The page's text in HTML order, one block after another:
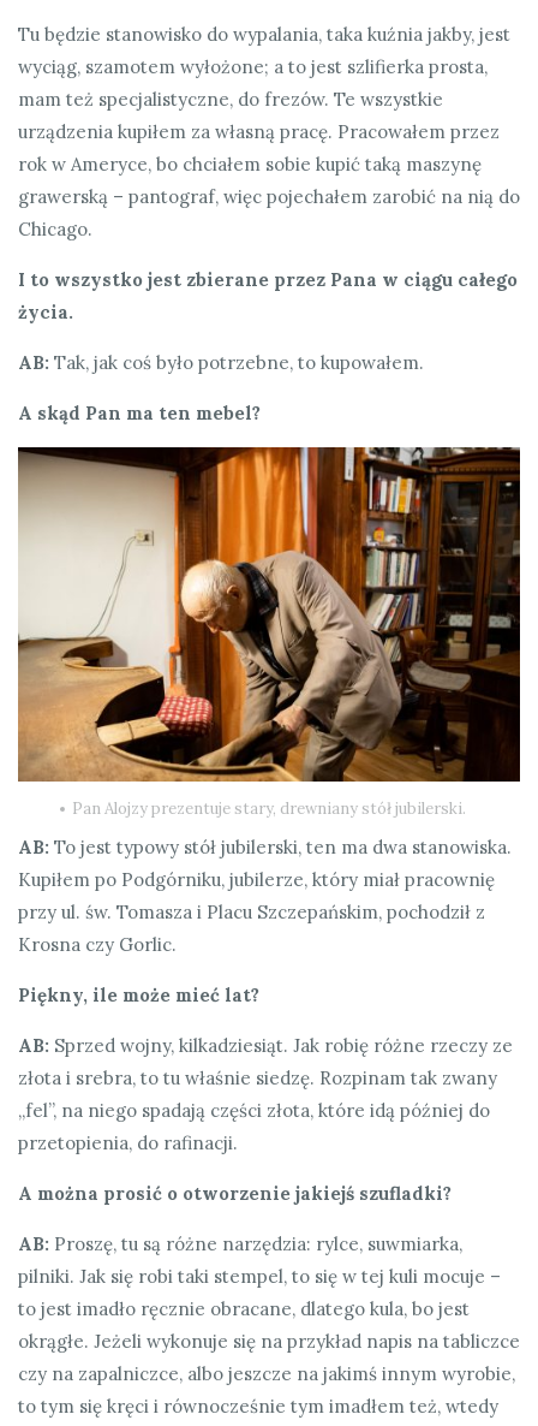
Tu będzie stanowisko do wypalania, taka kuźnia jakby, jest
wyciąg, szamotem wyłożone; a to jest szlifierka prosta,
mam też specjalistyczne, do frezów. Te wszystkie
urządzenia kupiłem za własną pracę. Pracowałem przez
rok w Ameryce, bo chciałem sobie kupić taką maszynę
grawerską – pantograf, więc pojechałem zarobić na nią do
Chicago.
I to wszystko jest zbierane przez Pana w ciągu całego
życia.
AB: Tak, jak coś było potrzebne, to kupowałem.
A skąd Pan ma ten mebel?
Pan Alojzy prezentuje stary, drewniany stół jubilerski.
AB: To jest typowy stół jubilerski, ten ma dwa stanowiska.
Kupiłem po Podgórniku, jubilerze, który miał pracownię
przy ul. św. Tomasza i Placu Szczepańskim, pochodził z
Krosna czy Gorlic.
Piękny, ile może mieć lat?
AB: Sprzed wojny, kilkadziesiąt. Jak robię różne rzeczy ze
złota i srebra, to tu właśnie siedzę. Rozpinam tak zwany
„fel”, na niego spadają części złota, które idą później do
przetopienia, do rafinacji.
A można prosić o otworzenie jakiejś szufladki?
AB: Proszę, tu są różne narzędzia: rylce, suwmiarka,
pilniki. Jak się robi taki stempel, to się w tej kuli mocuje –
to jest imadło ręcznie obracane, dlatego kula, bo jest
okrągłe. Jeżeli wykonuje się na przykład napis na tabliczce
czy na zapalniczce, albo jeszcze na jakimś innym wyrobie,
to tym się kręci i równocześnie tym imadłem też, wtedy